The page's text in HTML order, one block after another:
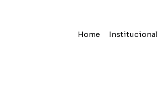
Home Institucional